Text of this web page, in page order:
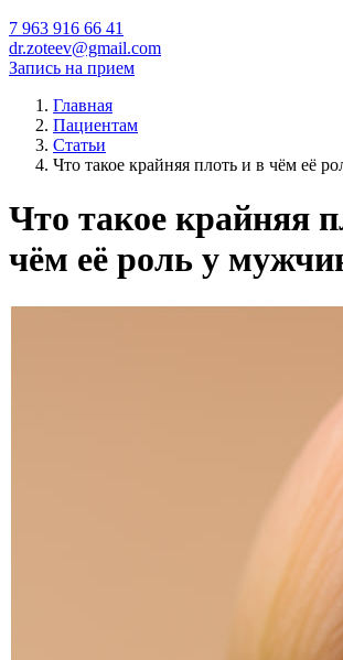
7 963 916 66 41
dr.zoteev@gmail.com
Запись на прием
Главная
Пациентам
Статьи
Что такое крайняя плоть и в чём её
Что такое крайняя
чём её роль у